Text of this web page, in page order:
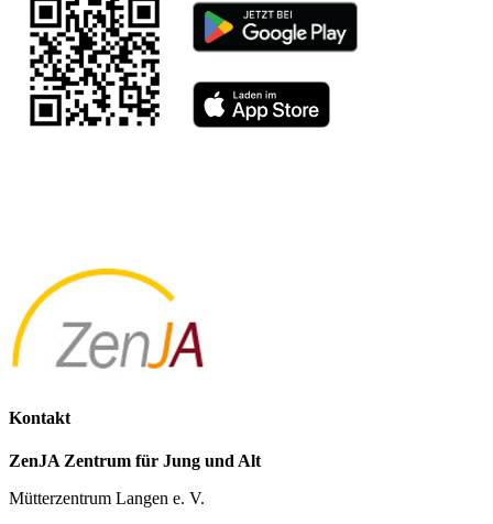
Kontakt
ZenJA Zentrum für Jung und Alt
Mütterzentrum Langen e. V.